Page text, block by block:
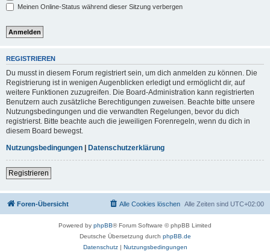
Meinen Online-Status während dieser Sitzung verbergen
REGISTRIEREN
Du musst in diesem Forum registriert sein, um dich anmelden zu können. Die
Registrierung ist in wenigen Augenblicken erledigt und ermöglicht dir, auf
weitere Funktionen zuzugreifen. Die Board-Administration kann registrierten
Benutzern auch zusätzliche Berechtigungen zuweisen. Beachte bitte unsere
Nutzungsbedingungen und die verwandten Regelungen, bevor du dich
registrierst. Bitte beachte auch die jeweiligen Forenregeln, wenn du dich in
diesem Board bewegst.
Nutzungsbedingungen | Datenschutzerklärung
Registrieren
Foren-Übersicht Alle Zeiten sind UTC+02:00
Alle Cookies löschen
Powered by phpBB® Forum Software © phpBB Limited
Deutsche Übersetzung durch phpBB.de
Datenschutz| Nutzungsbedingungen